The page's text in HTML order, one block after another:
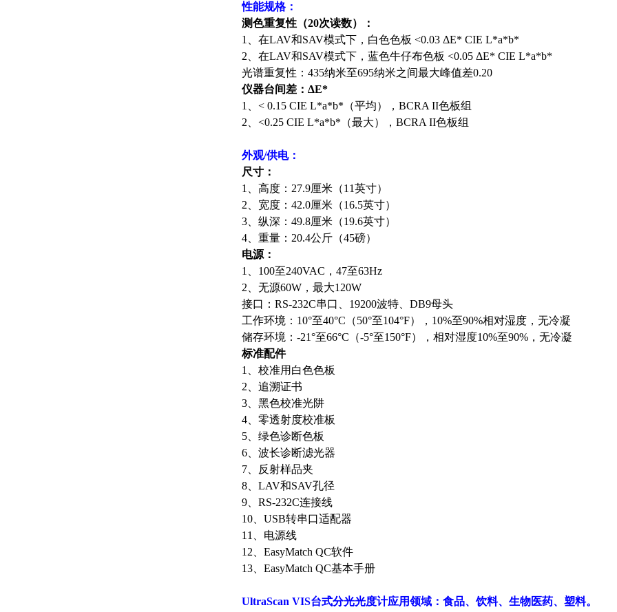
性能规格：
测色重复性（20次读数）：
1、在LAV和SAV模式下，白色色板 <0.03 ΔE* CIE L*a*b*
2、在LAV和SAV模式下，蓝色牛仔布色板 <0.05 ΔE* CIE L*a*b*
光谱重复性：435纳米至695纳米之间最大峰值差0.20
仪器台间差：∆E*
1、< 0.15 CIE L*a*b*（平均），BCRA II色板组
2、<0.25 CIE L*a*b*（最大），BCRA II色板组
外观/供电：
尺寸：
1、高度：27.9厘米（11英寸）
2、宽度：42.0厘米（16.5英寸）
3、纵深：49.8厘米（19.6英寸）
4、重量：20.4公斤（45磅）
电源：
1、100至240VAC，47至63Hz
2、无源60W，最大120W
接口：RS-232C串口、19200波特、DB9母头
工作环境：10°至40°C（50°至104°F），10%至90%相对湿度，无冷凝
储存环境：-21°至66°C（-5°至150°F），相对湿度10%至90%，无冷凝
标准配件
1、校准用白色色板
2、追溯证书
3、黑色校准光阱
4、零透射度校准板
5、绿色诊断色板
6、波长诊断滤光器
7、反射样品夹
8、LAV和SAV孔径
9、RS-232C连接线
10、USB转串口适配器
11、电源线
12、EasyMatch QC软件
13、EasyMatch QC基本手册
UltraScan VIS台式分光光度计应用领域：食品、饮料、生物医药、塑料。